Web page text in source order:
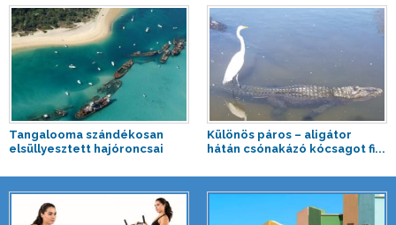
Tangalooma szándékosan
elsüllyesztett hajóroncsai
Különös páros – aligátor
hátán csónakázó kócsagot fi...